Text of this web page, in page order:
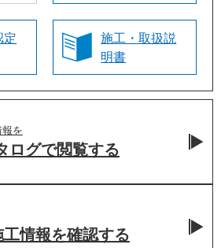
定
施工・取扱説
明書
報を
ログで閲覧する
情報を確認する